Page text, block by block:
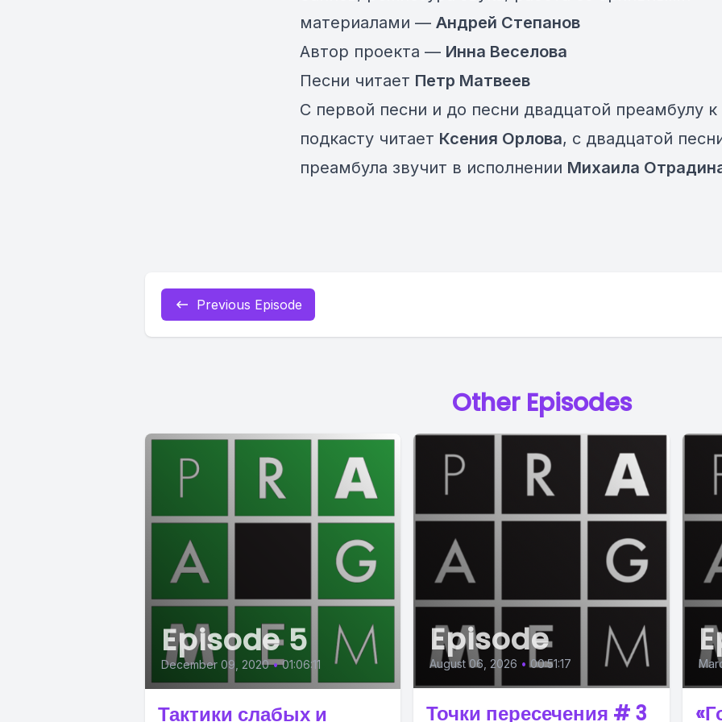
материалами — Андрей Степанов
Автор проекта — Инна Веселова
Песни читает Петр Матвеев
С первой песни и до песни двадцатой преамбулу к
подкасту читает Ксения Орлова, с двадцатой
преамбула звучит в исполнении Михаила
Previous Episode
Other Episodes
Episode 5
December 09, 2020 • 01:06:11
Тактики слабых и
Episode
August 06, 2026 • 00:51:17
Точки пересечения # 3